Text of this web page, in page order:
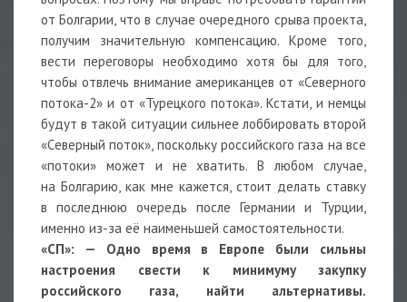
от Болгарии, что в случае очередного срыва проекта,
получим значительную компенсацию. Кроме того,
вести переговоры необходимо хотя бы для того,
чтобы отвлечь внимание американцев от «Северного
потока-2» и от «Турецкого потока». Кстати, и немцы
будут в такой ситуации сильнее лоббировать второй
«Северный поток», поскольку российского газа на все
«потоки» может и не хватить. В любом случае,
на Болгарию, как мне кажется, стоит делать ставку
в последнюю очередь после Германии и Турции,
именно из-за её наименьшей самостоятельности.
«СП»: — Одно время в Европе были сильны
настроения свести к минимуму закупку
российского газа, найти альтернативы.